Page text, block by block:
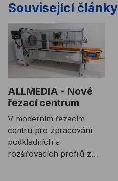
Související články
ALLMEDIA - Nové
řezací centrum
V moderním řezacím
centru pro zpracování
podkladních a
rozšiřovacích profilů z